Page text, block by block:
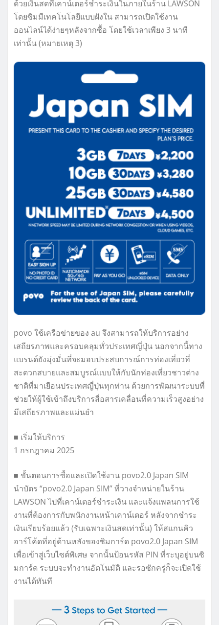
ด้วยเงินสดที่เคาน์เตอร์ชำระเงินในภายในร้าน LAWSON
โดยซิมมีเทคโนโลยีแบบฝังใน สามารถเปิดใช้งาน
ออนไลน์ได้ง่ายๆหลังจากซื้อ โดยใช้เวลาเพียง 3 นาที
เท่านั้น (หมายเหตุ 3)
povo ใช้เครือข่ายของ au จึงสามารถให้บริการอย่าง
เสถียรภาพและครอบคลุมทั่วประเทศญี่ปุ่น นอกจากนี้ทาง
แบรนด์ยังมุ่งมั่นที่จะมอบประสบการณ์การท่องเที่ยวที่
สะดวกสบายและสมบูรณ์แบบให้กับนักท่องเที่ยวชาวต่าง
ชาติที่มาเยือนประเทศญี่ปุ่นทุกท่าน ด้วยการพัฒนาระบบที่
ช่วยให้ผู้ใช้เข้าถึงบริการสื่อสารเคลื่อนที่ความเร็วสูงอย่าง
มีเสถียรภาพและแม่นยำ
■ เริ่มให้บริการ
1 กรกฎาคม 2025
■ ขั้นตอนการซื้อและเปิดใช้งาน povo2.0 Japan SIM
นำบัตร “povo2.0 Japan SIM” ที่วางจำหน่ายในร้าน
LAWSON ไปที่เคาน์เตอร์ชำระเงิน และแจ้งแพลนการใช้
งานที่ต้องการกับพนักงานหน้าเคาน์เตอร์ หลังจากชำระ
เงินเรียบร้อยแล้ว (รับเฉพาะเงินสดเท่านั้น) ให้สแกนคิว
อาร์โค้ดที่อยู่ด้านหลังของซิมการ์ด povo2.0 Japan SIM
เพื่อเข้าสู่เว็บไซต์พิเศษ จากนั้นป้อนรหัส PIN ที่ระบุอยู่บนซิ
มการ์ด ระบบจะทำงานอัตโนมัติ และรอซักครู่ก็จะเปิดใช้
งานได้ทันที